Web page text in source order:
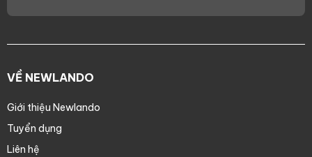
VỀ NEWLANDO
Giới thiệu Newlando
Tuyển dụng
Liên hệ